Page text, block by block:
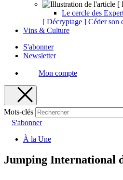
Le cercle des
[ Décryptage ] Céder son
Vins & Culture
S'abonner
Newsletter
Mon compte
Mots-clés
S'abonner
À la Une
Jumping International